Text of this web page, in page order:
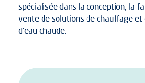
spécialisée dans la conception, la
vente de solutions de chauffage et
d’eau chaude.